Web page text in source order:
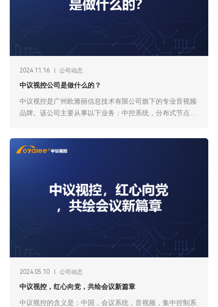
功能厅、多媒体会议室、报告厅、指挥中心、庭审中心、电
2024.11.16 公司动态
中议视控公司是做什么的？
中议视控是广州欧雅丽信息技术有限公司旗下的专业音视频
品牌。该公司主要从事以下业务：中控系统，分布式节点，
2024.05.10 公司动态
中议视控，红心向党，共绘会议新篇章
中议视控的含义是：中国，会议系统，音视频，集中控制系